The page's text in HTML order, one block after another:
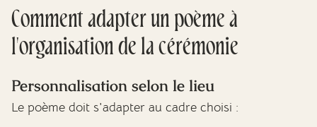
Comment adapter un poème à
l'organisation de la cérémonie
Personnalisation selon le lieu
Le poème doit s'adapter au cadre choisi :